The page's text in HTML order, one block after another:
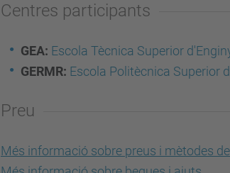
Centres participants
GEA: Escola Tècnica Superior
GERMR: Escola Politècnica Superior
Preu
Més informació sobre preus i mètodes